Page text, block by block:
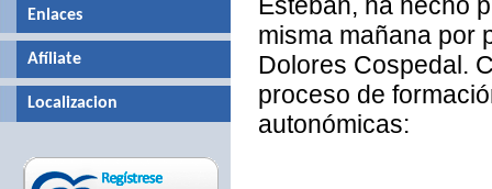
misma mañana por
Dolores Cospedal.
proceso de
autonómicas:
Enlaces
Afíliate
Localizacion